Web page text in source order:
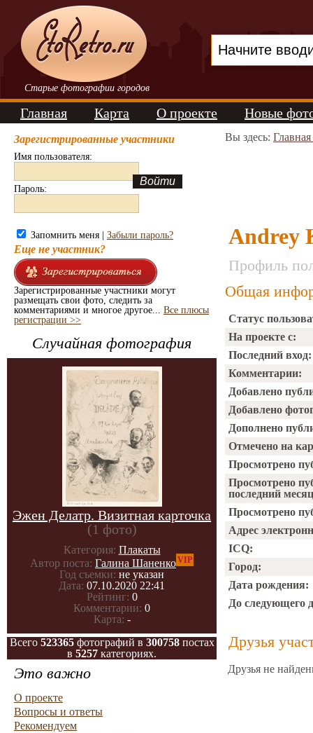
Старые фотографии городов
Главная Карта О проекте Новые
Зарегистрированные участники
Имя пользователя:
Пароль:
Запомнить меня | Забыли пароль?
Еще не участник?
Зарегистрированные участники могут
размещать свои фото, следить за
комментариями и многое другое... Все плюсы
регистрации >>
Случайная фотография
Эжен Делатр. Визитная карточка
(1 фото)
Категория: Плакаты
Автор поста: Галина ШаненкоVIP
Год съемки: не указан
Дата: 07.10.2020 22:41
Рейтинг: 0
Комментарии: 0
Карта: -
Всего 523365фотографий в 300758постах
в 5257 категориях.
Это важно
О проекте
Вопросы и ответы
Рекомендуем
Вы здесь:
Andrey
Профиль
Общая
Статус
На проекте с:
Последний вход:
Комментарии:
Добавлено
Добавлено
Дополнено
Отмечено на
Просмотрено
Просмотрено
последний
Просмотрено
Адрес
ICQ:
Город:
Дата рождения:
До следующего
Друзья
Друзья не